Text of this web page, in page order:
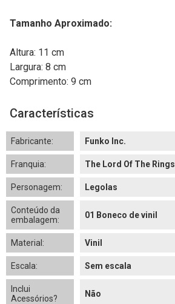
Tamanho Aproximado:
Altura: 11 cm
Largura: 8 cm
Comprimento: 9 cm
Características
Fabricante: Funko Inc.
Franquia: The Lord Of The Rings
Personagem: Legolas
Conteúdo da
embalagem:
01 Boneco de vinil
Material: Vinil
Escala: Sem escala
Inclui
Acessórios?
Não